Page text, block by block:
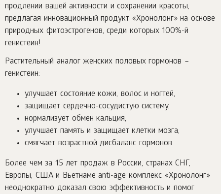
продлении вашей активности и сохранении красоты,
предлагая инновационный продукт «Хронолонг» на основе
природных фитоэстрогенов, среди которых 100%-й
генистеин!
Растительный аналог женских половых гормонов –
генистеин:
улучшает состояние кожи, волос и ногтей,
защищает сердечно-сосудистую систему,
нормализует обмен кальция,
улучшает память и защищает клетки мозга,
смягчает возрастной дисбаланс гормонов.
Более чем за 15 лет продаж в России, странах СНГ,
Европы, США и Вьетнаме anti-age комплекс «Хронолонг»
неоднократно доказал свою эффективность и помог